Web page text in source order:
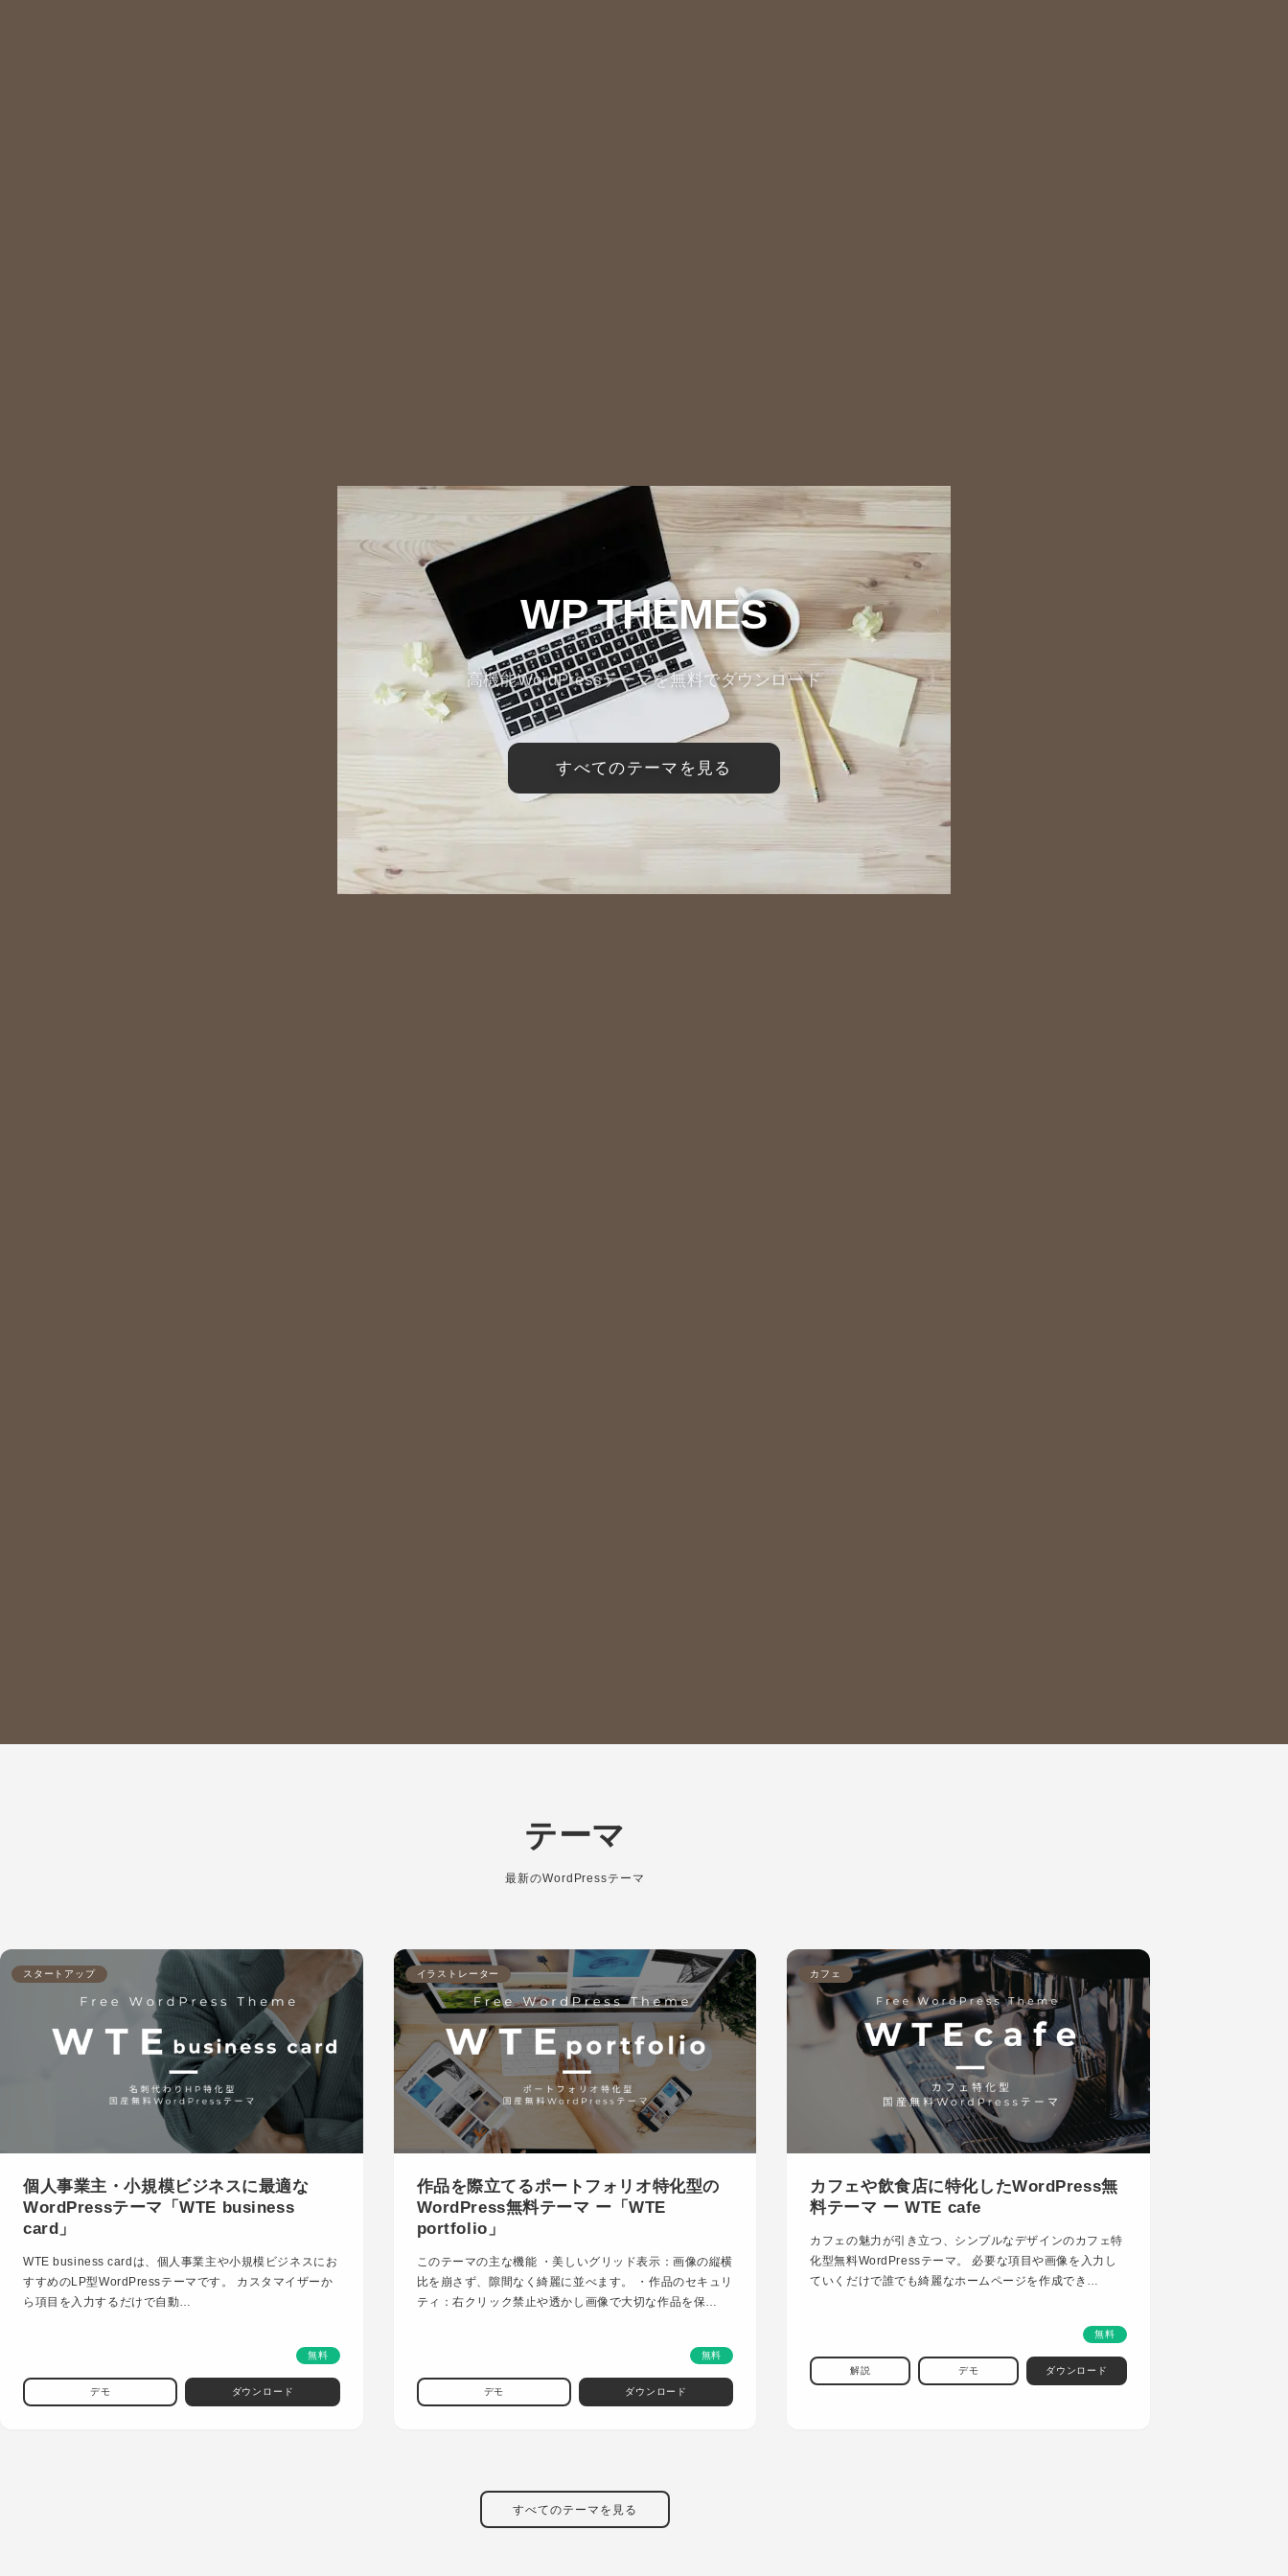
WP THEMES
高機能WordPressテーマを無料でダウンロード
すべてのテーマを見る
テーマ
最新のWordPressテーマ
スタートアップ
個人事業主・小規模ビジネスに最適な
WordPressテーマ「WTE business
card」
WTE business cardは、個人事業主や小規模ビジネスにお
すすめのLP型WordPressテーマです。 カスタマイザーか
ら項目を入力するだけで自動…
無料
デモ ダウンロード
イラストレーター
作品を際立てるポートフォリオ特化型の
WordPress無料テーマ ー「WTE
portfolio」
このテーマの主な機能 ・美しいグリッド表示：画像の縦横
比を崩さず、隙間なく綺麗に並べます。 ・作品のセキュリ
ティ：右クリック禁止や透かし画像で大切な作品を保…
無料
デモ ダウンロード
カフェ
カフェや飲食店に特化したWordPress無
料テーマ ー WTE cafe
カフェの魅力が引き立つ、シンプルなデザインのカフェ特
化型無料WordPressテーマ。 必要な項目や画像を入力し
ていくだけで誰でも綺麗なホームページを作成でき…
無料
解説 デモ ダウンロード
すべてのテーマを見る